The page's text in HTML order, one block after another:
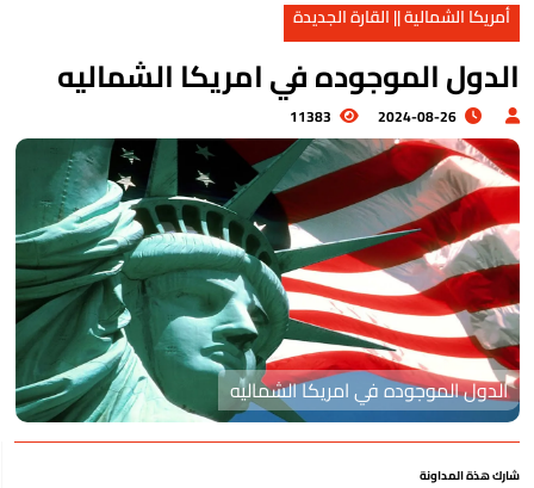
أمريكا الشمالية || القارة الجديدة
الموجوده في امريكا الشماليه
2024-08-26
11383
الدول الموجوده في امريكا الشماليه
هذة المداونة